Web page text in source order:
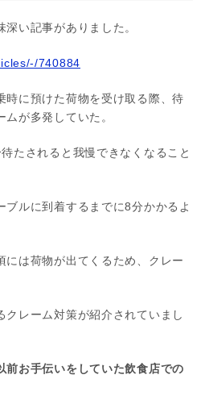
い記事がありました。
740884
時に預けた荷物を受け取る際、待
が多発していた。
たされると我慢できなくなること
ブルに到着するまでに8分かかるよ
には荷物が出てくるため、クレー
クレーム対策が紹介されていまし
前お手伝いをしていた飲食店での